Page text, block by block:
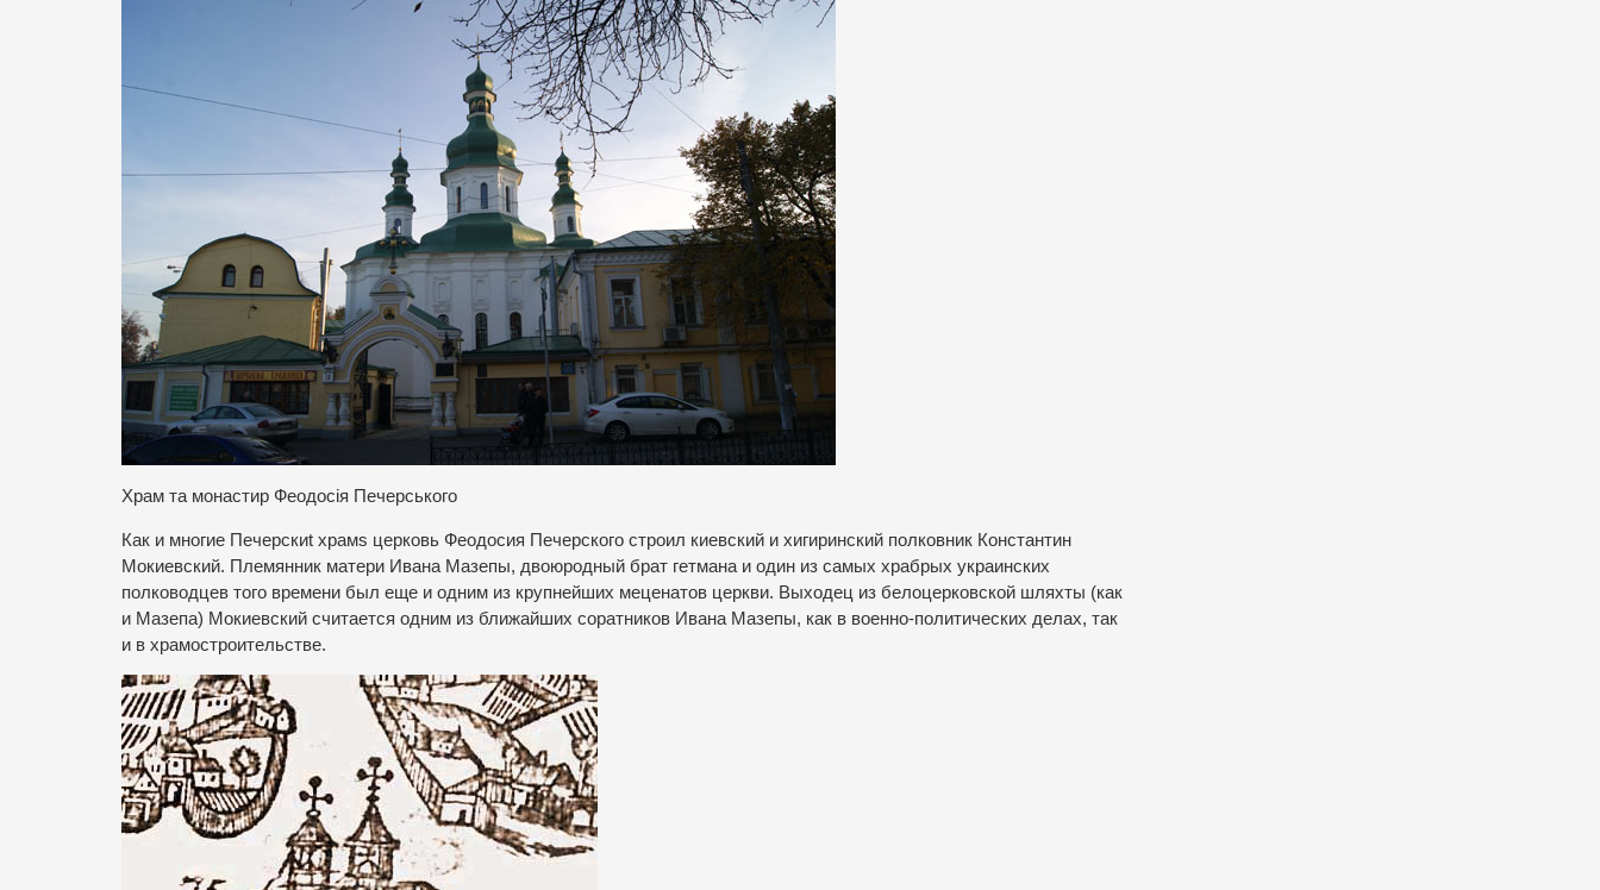
Храм та монастир Феодосія Печерського
Как и многие Печерскиt храмs церковь Феодосия Печерского строил киевский и xигиринский полковник Константин
Мокиевский. Племянник матери Ивана Мазепы, двоюродный брат гетмана и один из самых храбрых украинских
полководцев того времени был еще и одним из крупнейших меценатов церкви. Выходец из белоцерковской шляхты (как
и Мазепа) Мокиевский считается одним из ближайших соратников Ивана Мазепы, как в военно-политических делах, так
и в храмостроительстве.